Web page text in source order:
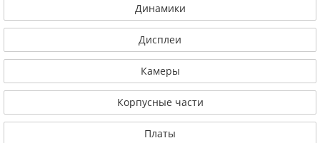
Динамики
Дисплеи
Камеры
Корпусные части
Платы